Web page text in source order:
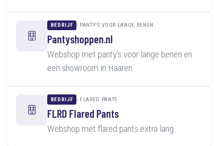
BEDRIJF PANTY'S VOOR LANGE BENEN
Pantyshoppen.nl
Webshop met panty's voor lange benen en
een showroom in Haaren
BEDRIJF FLARED PANTS
FLRD Flared Pants
Webshop met flared pants extra lang